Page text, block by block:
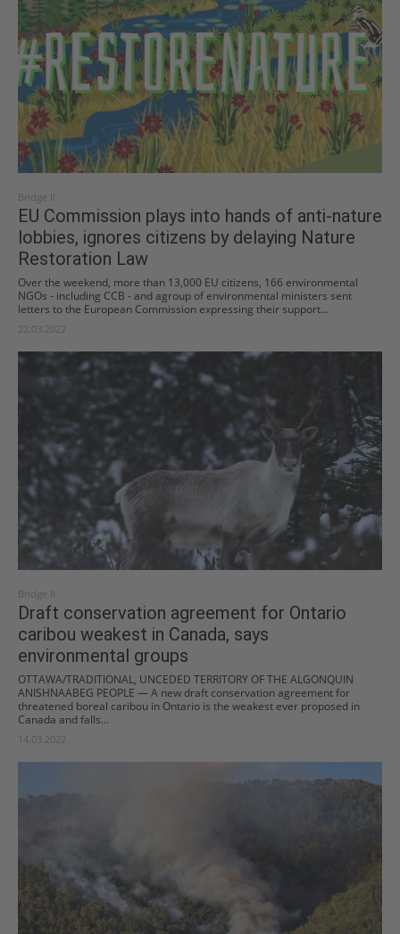
Bridge II
EU Commission plays into hands of anti-nature
lobbies, ignores citizens by delaying Nature
Restoration Law
Over the weekend, more than 13,000 EU citizens, 166 environmental
NGOs - including CCB - and agroup of environmental ministers sent
letters to the European Commission expressing their support...
22.03.2022
Bridge II
Draft conservation agreement for Ontario
caribou weakest in Canada, says
environmental groups
OTTAWA/TRADITIONAL, UNCEDED TERRITORY OF THE ALGONQUIN
ANISHNAABEG PEOPLE ⁠— A new draft conservation agreement for
threatened boreal caribou in Ontario is the weakest ever proposed in
Canada and falls...
14.03.2022